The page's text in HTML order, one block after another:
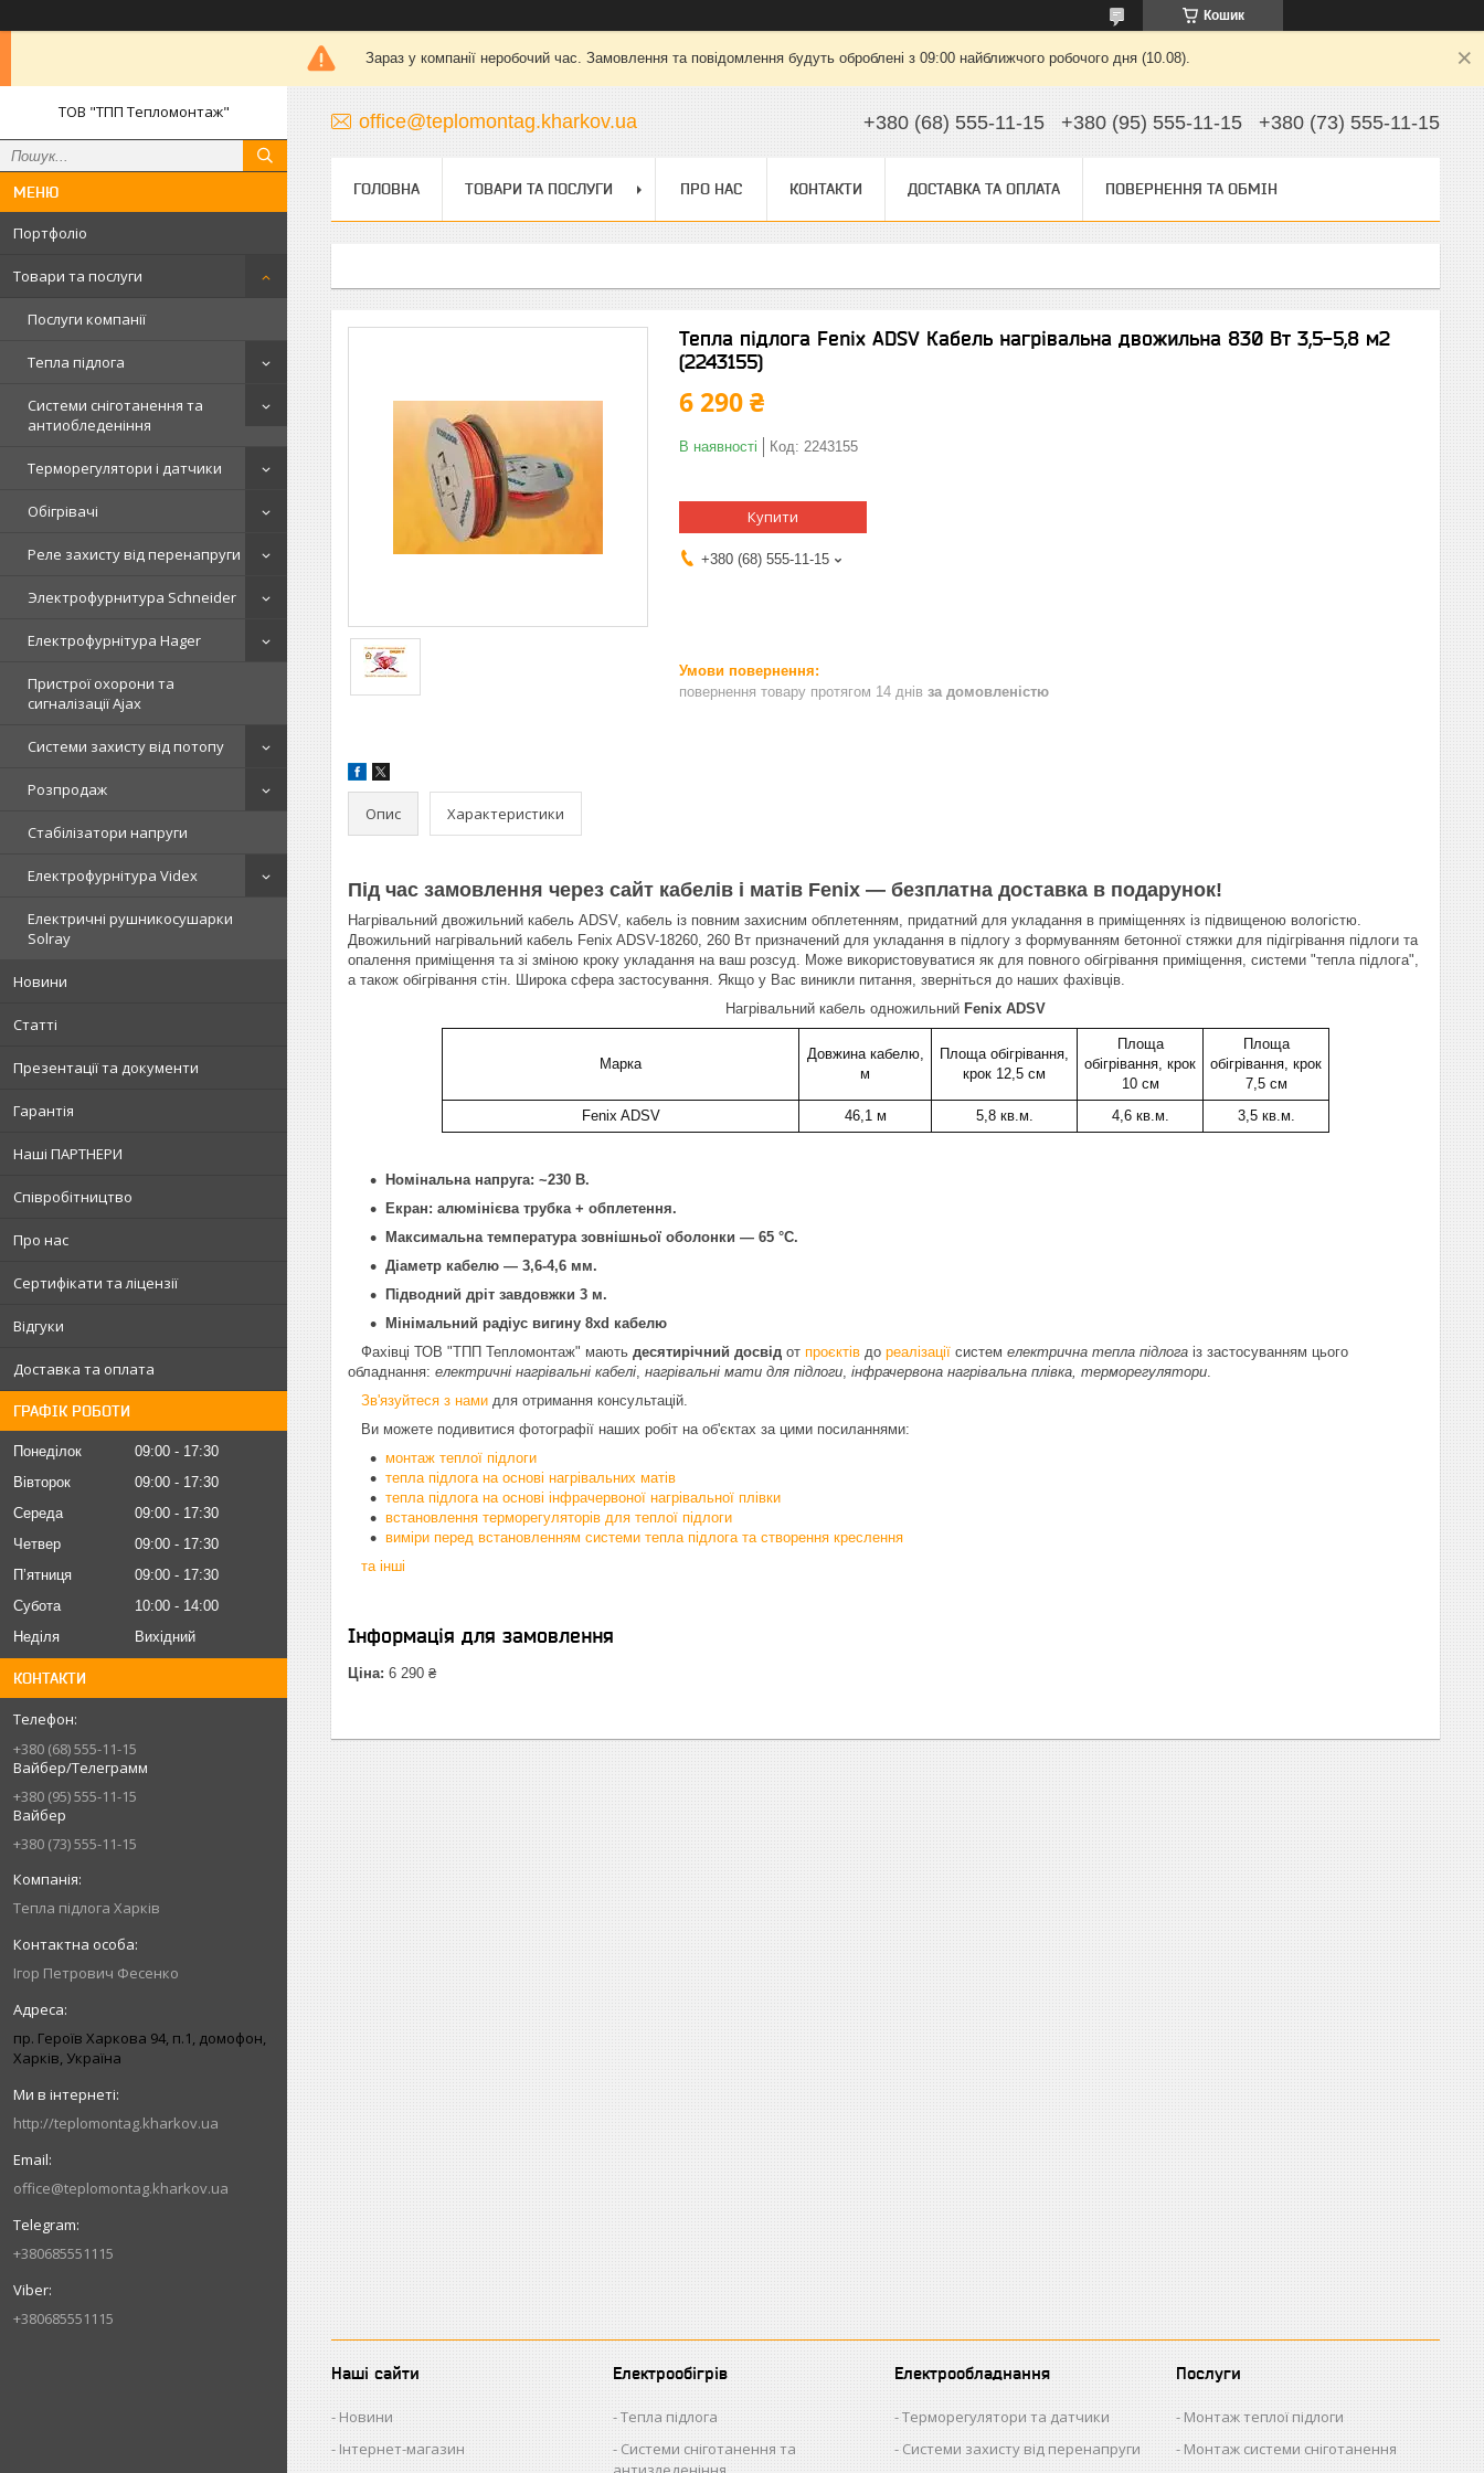
Кошик
Зараз у компанії неробочий час. Замовлення та повідомлення будуть оброблені з 09:00 найближчого робочого дня (10.08).
ТОВ "ТПП Тепломонтаж"
Портфоліо
Товари та послуги
Послуги компанії
Тепла підлога
Системи сніготанення та
антиобледеніння
Терморегулятори і датчики
Обігрівачі
Реле захисту від перенапруги
Электрофурнитура Schneider
Електрофурнітура Hager
Пристрої охорони та
сигналізації Ajax
Системи захисту від потопу
Розпродаж
Стабілізатори напруги
Електрофурнітура Videx
Електричні рушникосушарки
Solray
Новини
Статті
Презентації та документи
Гарантія
Наші ПАРТНЕРИ
Співробітництво
Про нас
Сертифікати та ліцензії
Відгуки
Доставка та оплата
ГРАФІК РОБОТИ
Понеділок 09:00
17:30
Вівторок
09:00
17:30
Середа
09:00
17:30
Четвер
09:00
17:30
Пʼятниця
09:00
17:30
Субота
10:00
14:00
Неділя
Вихідний
КОНТАКТИ
+380 (68) 555-11-15
Вайбер/Телеграмм
+380 (95) 555-11-15
Вайбер
+380 (73) 555-11-15
Тепла підлога Харків
Iгор Петрович Фесенко
пр. Героїв Харкова 94, п.1, домофон,
Харків, Україна
http://teplomontag.kharkov.ua
office@teplomontag.kharkov.ua
+380685551115
+380685551115
office@teplomontag.kharkov.ua +380 (68) 555-11-15 +380 (95) 555-11-15 +380 (73) 555-11-15
ГОЛОВНА ТОВАРИ ТА ПОСЛУГИ ПРО НАС КОНТАКТИ ДОСТАВКА ТА ОПЛАТА ПОВЕРНЕННЯ ТА ОБМІН
Тепла підлога Fenix ADSV Кабель нагрівальна двожильна 830 Вт 3,5-5,8 м2
(2243155)
6 290 ₴
В наявності Код: 2243155
Купити
+380 (68) 555-11-15
повернення товару протягом 14 днів за домовленістю
Опис Характеристики
Під час замовлення через сайт кабелів і матів Fenix — безплатна доставка в подарунок!
Нагрівальний двожильний кабель ADSV, кабель із повним захисним обплетенням, придатний для укладання в приміщеннях із підвищеною вологістю.
Двожильний нагрівальний кабель Fenix ADSV-18260, 260 Вт призначений для укладання в підлогу з формуванням бетонної стяжки для підігрівання підлоги та
опалення приміщення та зі зміною кроку укладання на ваш розсуд. Може використовуватися як для повного обігрівання приміщення, системи "тепла підлога",
а також обігрівання стін. Широка сфера застосування. Якщо у Вас виникли питання, зверніться до наших фахівців.
Нагрівальний кабель одножильний Fenix ADSV
Марка
Довжина кабелю,
м
Площа обігрівання,
крок 12,5 см
Площа
обігрівання, крок
10 см
Площа
обігрівання, крок
7,5 см
Fenix ADSV
46,1 м 5,8 кв.м. 4,6 кв.м. 3,5 кв.м.
Номінальна напруга: ~230 В.
Екран: алюмінієва трубка + обплетення.
Максимальна температура зовнішньої оболонки — 65 °C.
Діаметр кабелю — 3,6-4,6 мм.
Підводний дріт завдовжки 3 м.
Мінімальний радіус вигину 8xd кабелю
Фахівці ТОВ "ТПП Тепломонтаж" мають десятирічний досвід от проєктів до реалізації систем електрична тепла підлога із застосуванням цього
обладнання: електричні нагрівальні кабелі, нагрівальні мати для підлоги, інфрачервона нагрівальна плівка, терморегулятори.
Зв'язуйтеся з нами для отримання консультацій.
Ви можете подивитися фотографії наших робіт на об'єктах за цими посиланнями:
монтаж теплої підлоги
тепла підлога на основі нагрівальних матів
тепла підлога на основі інфрачервоної нагрівальної плівки
встановлення терморегуляторів для теплої підлоги
виміри перед встановленням системи тепла підлога та створення креслення
та інші
Інформація для замовлення
Ціна: 6 290 ₴
Наші сайти
Новини
Інтернет-магазин
Електрообігрів
Тепла підлога
Системи сніготанення та
Електрообладнання
Терморегулятори та датчики
Системи захисту від перенапруги
Послуги
Монтаж теплої підлоги
Монтаж системи сніготанення